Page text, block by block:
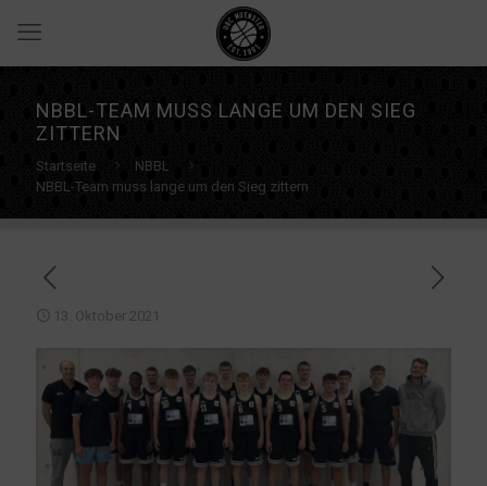
NBBL-TEAM MUSS LANGE UM DEN SIEG
ZITTERN
Startseite
NBBL
NBBL-Team muss lange um den Sieg zittern
13. Oktober 2021